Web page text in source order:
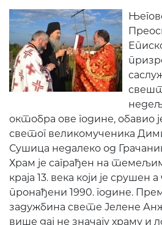
октобра ове године, обавио
светог великомученика
Сушица недалеко од
Храм је саграђен на
краја 13. века који је срушен
пронађени 1990. године.
задужбина свете Јелене
више дај не значају храму и